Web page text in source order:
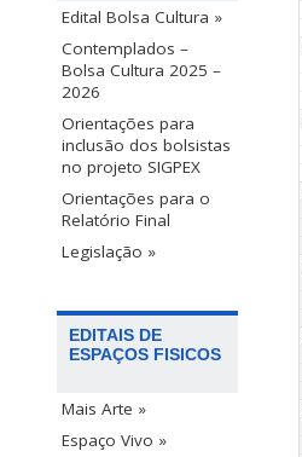
Edital Bolsa Cultura »
Contemplados –
Bolsa Cultura 2025 –
2026
Orientações para
inclusão dos bolsistas
no projeto SIGPEX
Orientações para o
Relatório Final
Legislação »
EDITAIS DE
ESPAÇOS FISICOS
Mais Arte »
Espaço Vivo »